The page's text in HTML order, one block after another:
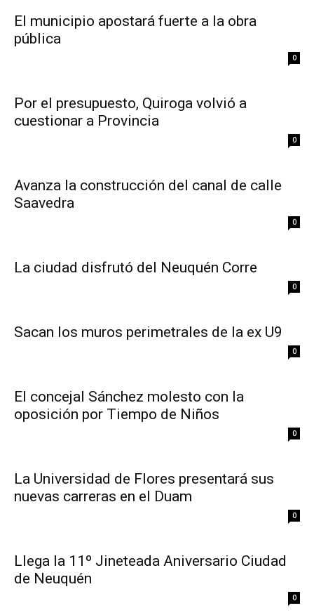
El municipio apostará fuerte a la obra
pública
0
Por el presupuesto, Quiroga volvió a
cuestionar a Provincia
0
Avanza la construcción del canal de calle
Saavedra
0
La ciudad disfrutó del Neuquén Corre
0
Sacan los muros perimetrales de la ex U9
0
El concejal Sánchez molesto con la
oposición por Tiempo de Niños
0
La Universidad de Flores presentará sus
nuevas carreras en el Duam
0
Llega la 11º Jineteada Aniversario Ciudad
de Neuquén
0